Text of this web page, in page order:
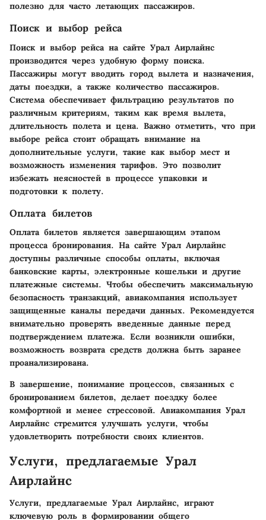
полезно для часто летающих пассажиров.
Поиск и выбор рейса
Поиск и выбор рейса на сайте Урал Аирлайнс
производится через удобную форму поиска.
Пассажиры могут вводить город вылета и назначения,
даты поездки, а также количество пассажиров.
Система обеспечивает фильтрацию результатов по
различным критериям, таким как время вылета,
длительность полета и цена. Важно отметить, что при
выборе рейса стоит обращать внимание на
дополнительные услуги, такие как выбор мест и
возможность изменения тарифов. Это позволит
избежать неясностей в процессе упаковки и
подготовки к полету.
Оплата билетов
Оплата билетов является завершающим этапом
процесса бронирования. На сайте Урал Аирлайнс
доступны различные способы оплаты, включая
банковские карты, электронные кошельки и другие
платежные системы. Чтобы обеспечить максимальную
безопасность транзакций, авиакомпания использует
защищенные каналы передачи данных. Рекомендуется
внимательно проверять введенные данные перед
подтверждением платежа. Если возникли ошибки,
возможность возврата средств должна быть заранее
проанализирована.
В завершение, понимание процессов, связанных с
бронированием билетов, делает поездку более
комфортной и менее стрессовой. Авиакомпания Урал
Аирлайнс стремится улучшать услуги, чтобы
удовлетворить потребности своих клиентов.
Услуги, предлагаемые Урал
Аирлайнс
Услуги, предлагаемые Урал Аирлайнс, играют
ключевую роль в формировании общего